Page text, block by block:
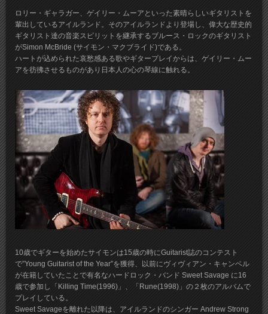
ロリー・ギャラガー、ゲイリー・ムーアといった素晴らしいギタリストを
輩出しているアイルランド。そのアイルランドより登場し、偉大な歴史的
ギタリスト達の音楽スピリットを継承するブルース・ロックのギタリスト
がSimon McBride (サイモン・マクブライド)である。
ハートが込められた哀愁感ある歌やギタープレイからは、ゲイリー・ムー
アを彷彿させるものがあり日本人の心の琴線に触れる。
10歳でギターを始めたサイモンは15歳の時にGuitarist誌のコンテスト
で”Young Guitarist of the Year”を獲得、以前にヴィヴィアン・キャンベル
が在籍していたことで有名なハードロック・バンド Sweet Savage に16
歳で参加し「Killing Time(1996)」、「Rune(1998)」の２枚のアルバムで
プレイしている。
Sweet Savageを離れた以降は、アイルランドのシンガー Andrew Strong